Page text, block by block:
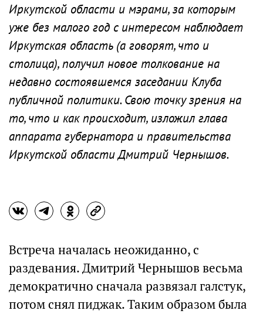
Иркутской области и мэрами, за которым
уже без малого год с интересом наблюдает
Иркутская область (а говорят, что и
столица), получил новое толкование на
недавно состоявшемся заседании Клуба
публичной политики. Свою точку зрения на
то, что и как происходит, изложил глава
аппарата губернатора и правительства
Иркутской области Дмитрий Чернышов.
Встреча началась неожиданно, с
раздевания. Дмитрий Чернышов весьма
демократично сначала развязал галстук,
потом снял пиджак. Таким образом была